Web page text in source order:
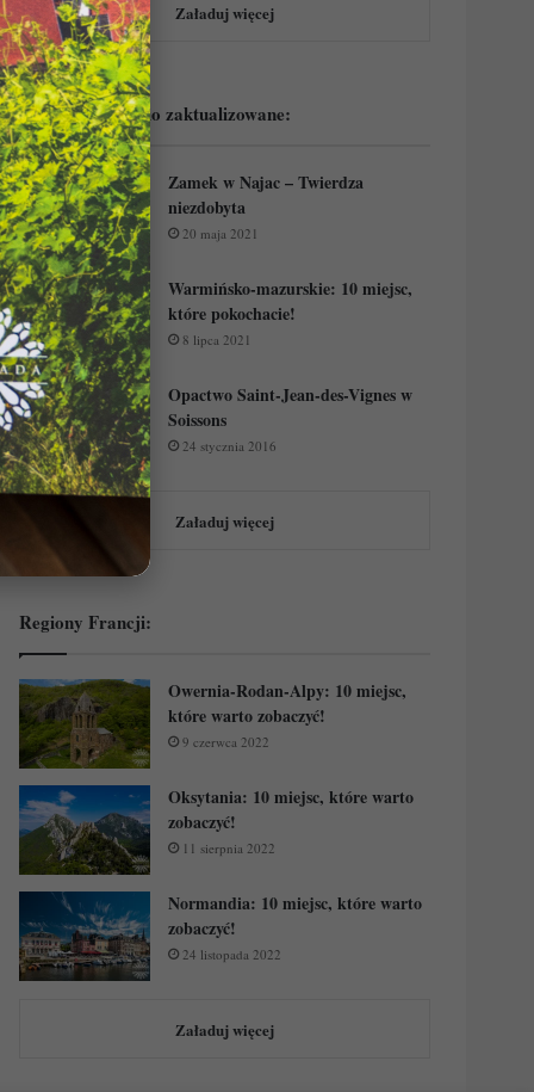
Załaduj więcej
Podejrzyj ostatnio zaktualizowane:
Zamek w Najac – Twierdza
niezdobyta
20 maja 2021
Warmińsko-mazurskie: 10 miejsc,
które pokochacie!
8 lipca 2021
Opactwo Saint-Jean-des-Vignes w
Soissons
24 stycznia 2016
Załaduj więcej
Regiony Francji:
Owernia-Rodan-Alpy: 10 miejsc,
które warto zobaczyć!
9 czerwca 2022
Oksytania: 10 miejsc, które warto
zobaczyć!
11 sierpnia 2022
Normandia: 10 miejsc, które warto
zobaczyć!
24 listopada 2022
Załaduj więcej